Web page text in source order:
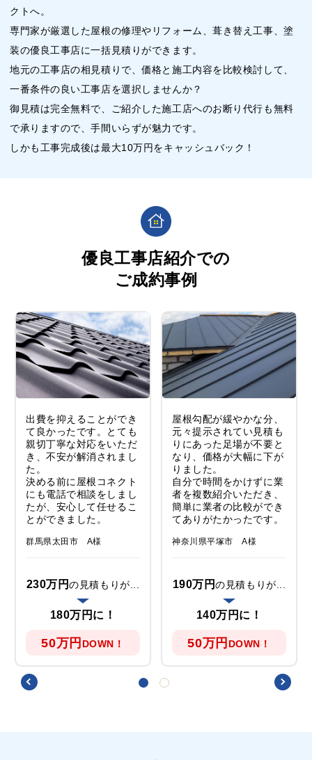
クトへ。
専門家が厳選した屋根の修理やリフォーム、葺き替え工事、塗
装の優良工事店に一括見積りができます。
地元の工事店の相見積りで、価格と施工内容を比較検討して、
一番条件の良い工事店を選択しませんか？
御見積は完全無料で、ご紹介した施工店へのお断り代行も無料
で承りますので、手間いらずが魅力です。
しかも工事完成後は最大10万円をキャッシュバック！
優良工事店紹介での
ご成約事例
出費を抑えることができ
て良かったです。とても
親切丁寧な対応をいただ
き、不安が解消されまし
た。
決める前に屋根コネクト
にも電話で相談をしまし
たが、安心して任せるこ
とができました。
群馬県太田市 A様
230万円の見積もりが...
180万円に！
50万円 DOWN！
屋根勾配が緩やかな分、
元々提示されてい見積も
りにあった足場が不要と
なり、価格が大幅に下が
りました。
自分で時間をかけずに業
者を複数紹介いただき、
簡単に業者の比較ができ
てありがたかったです。
神奈川県平塚市 A様
190万円の見積もりが...
140万円に！
50万円 DOWN！